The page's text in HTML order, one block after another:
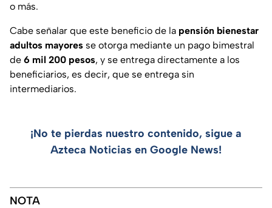
o más.
Cabe señalar que este beneficio de la pensión bienestar
adultos mayores se otorga mediante un pago bimestral
de 6 mil 200 pesos, y se entrega directamente a los
beneficiarios, es decir, que se entrega sin
intermediarios.
¡No te pierdas nuestro contenido, sigue a
Azteca Noticias en Google News!
NOTA